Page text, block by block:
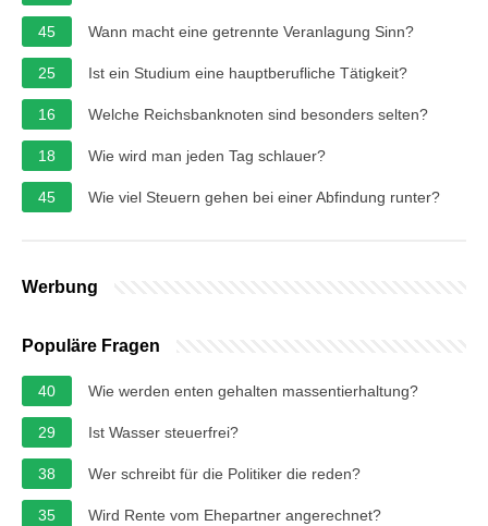
45 Wann macht eine getrennte Veranlagung Sinn?
25 Ist ein Studium eine hauptberufliche Tätigkeit?
16 Welche Reichsbanknoten sind besonders selten?
18 Wie wird man jeden Tag schlauer?
45 Wie viel Steuern gehen bei einer Abfindung runter?
Werbung
Populäre Fragen
40 Wie werden enten gehalten massentierhaltung?
29 Ist Wasser steuerfrei?
38 Wer schreibt für die Politiker die reden?
35 Wird Rente vom Ehepartner angerechnet?